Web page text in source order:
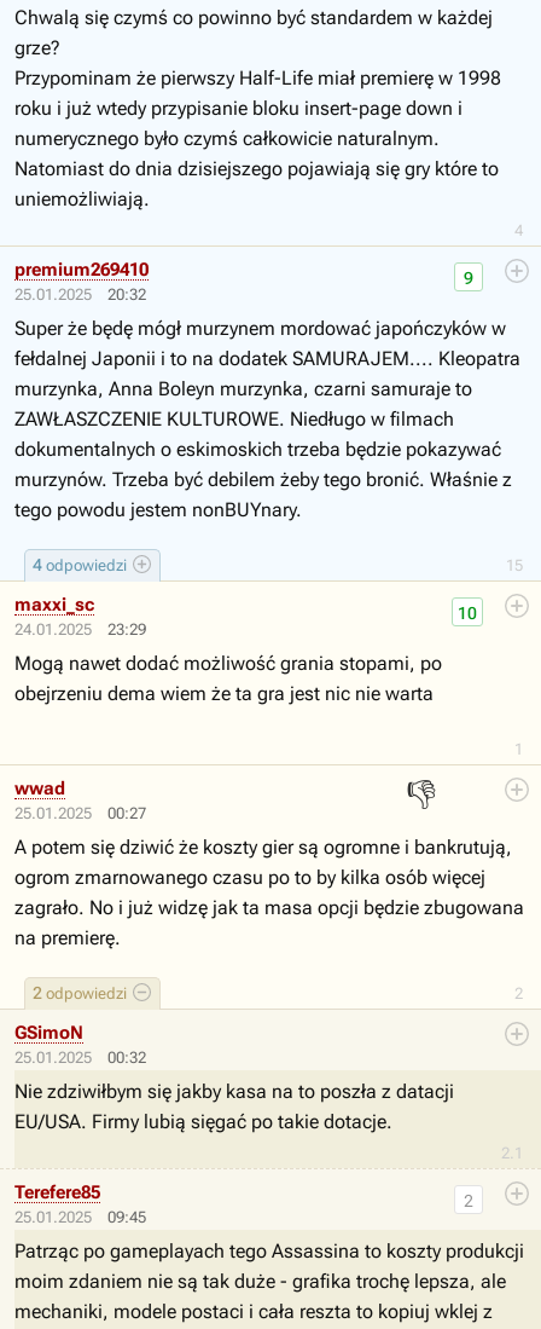
4
Chwalą się czymś co powinno być standardem w każdej
grze?
Przypominam że pierwszy Half-Life miał premierę w 1998
roku i już wtedy przypisanie bloku insert-page down i
numerycznego było czymś całkowicie naturalnym.
Natomiast do dnia dzisiejszego pojawiają się gry które to
uniemożliwiają.
25.01.2025 20:32
15
9
4 odpowiedzi
premium269410
Super że będę mógł murzynem mordować japończyków w
fełdalnej Japonii i to na dodatek SAMURAJEM.... Kleopatra
murzynka, Anna Boleyn murzynka, czarni samuraje to
ZAWŁASZCZENIE KULTUROWE. Niedługo w filmach
dokumentalnych o eskimoskich trzeba będzie pokazywać
murzynów. Trzeba być debilem żeby tego bronić. Właśnie z
tego powodu jestem nonBUYnary.
24.01.2025 23:29
1
10
maxxi_sc
Mogą nawet dodać możliwość grania stopami, po
obejrzeniu dema wiem że ta gra jest nic nie warta
25.01.2025 00:27
👎
2
2 odpowiedzi
wwad
A potem się dziwić że koszty gier są ogromne i bankrutują,
ogrom zmarnowanego czasu po to by kilka osób więcej
zagrało. No i już widzę jak ta masa opcji będzie zbugowana
na premierę.
25.01.2025 00:32
2.1
GSimoN
Nie zdziwiłbym się jakby kasa na to poszła z datacji
EU/USA. Firmy lubią sięgać po takie dotacje.
25.01.2025 09:45
2
Terefere85
Patrząc po gameplayach tego Assassina to koszty produkcji
moim zdaniem nie są tak duże - grafika trochę lepsza, ale
mechaniki, modele postaci i cała reszta to kopiuj wklej z